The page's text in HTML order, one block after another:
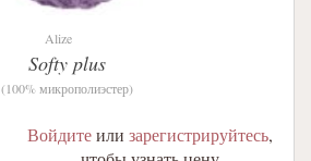
Alize
Softy plus
(100% микрополиэстер)
Войдитеили зарегистрируйтесь,